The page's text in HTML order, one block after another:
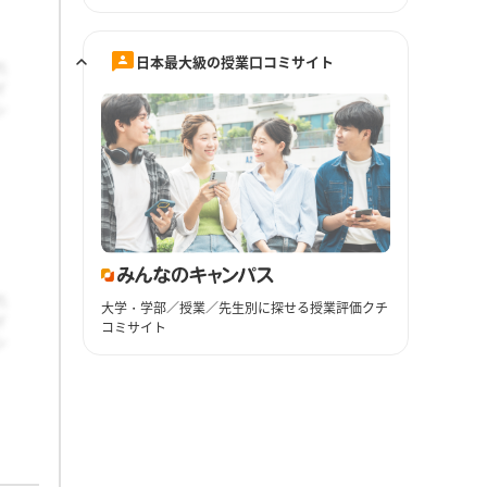
日本最大級の授業口コミサイト
大学・学部／授業／先生別に探せる授業評価クチ
コミサイト